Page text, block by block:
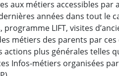
aux métiers accessibles par
années dans tout le
programme LIFT, visites
métiers des parents par ces
plus générales telles
Infos-métiers organisées